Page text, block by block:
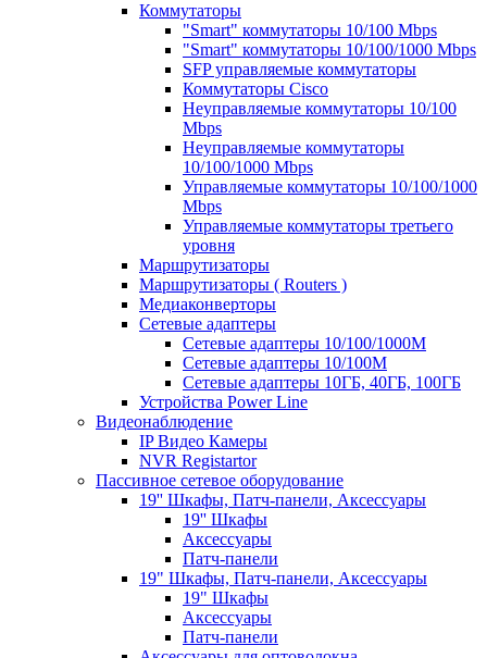
Коммутаторы
"Smart" коммутаторы 10/100 Mbps
"Smart" коммутаторы 10/100/1000 Mbps
SFP управляемые коммутаторы
Коммутаторы Cisco
Неуправляемые коммутаторы 10/100
Mbps
Неуправляемые коммутаторы
10/100/1000 Mbps
Управляемые коммутаторы 10/100/1000
Mbps
Управляемые коммутаторы третьего
уровня
Маршрутизаторы
Маршрутизаторы ( Routers )
Медиаконверторы
Сетевые адаптеры
Сетевые адаптеры 10/100/1000М
Сетевые адаптеры 10/100M
Сетевые адаптеры 10ГБ, 40ГБ, 100ГБ
Устройства Power Line
Видеонаблюдение
IP Видео Камеры
NVR Registartor
Пассивное сетевое оборудование
19'' Шкафы, Патч-панели, Аксессуары
19'' Шкафы
Аксессуары
Патч-панели
19" Шкафы, Патч-панели, Аксессуары
19" Шкафы
Аксессуары
Патч-панели